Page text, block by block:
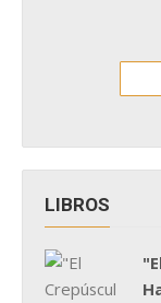
LIBROS